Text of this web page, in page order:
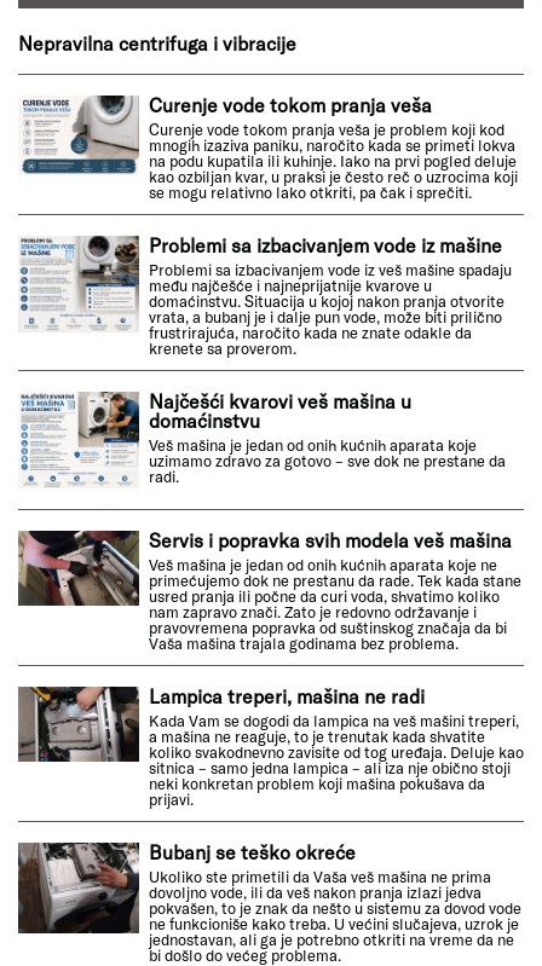
Nepravilna centrifuga i vibracije
Curenje vode tokom pranja veša
Curenje vode tokom pranja veša je problem koji kod
mnogih izaziva paniku, naročito kada se primeti lokva
na podu kupatila ili kuhinje. Iako na prvi pogled deluje
kao ozbiljan kvar, u praksi je često reč o uzrocima koji
se mogu relativno lako otkriti, pa čak i sprečiti.
Problemi sa izbacivanjem vode iz mašine
Problemi sa izbacivanjem vode iz veš mašine spadaju
među najčešće i najneprijatnije kvarove u
domaćinstvu. Situacija u kojoj nakon pranja otvorite
vrata, a bubanj je i dalje pun vode, može biti prilično
frustrirajuća, naročito kada ne znate odakle da
krenete sa proverom.
Najčešći kvarovi veš mašina u
domaćinstvu
Veš mašina je jedan od onih kućnih aparata koje
uzimamo zdravo za gotovo – sve dok ne prestane da
radi.
Servis i popravka svih modela veš mašina
Veš mašina je jedan od onih kućnih aparata koje ne
primećujemo dok ne prestanu da rade. Tek kada stane
usred pranja ili počne da curi voda, shvatimo koliko
nam zapravo znači. Zato je redovno održavanje i
pravovremena popravka od suštinskog značaja da bi
Vaša mašina trajala godinama bez problema.
Lampica treperi, mašina ne radi
Kada Vam se dogodi da lampica na veš mašini treperi,
a mašina ne reaguje, to je trenutak kada shvatite
koliko svakodnevno zavisite od tog uređaja. Deluje kao
sitnica – samo jedna lampica – ali iza nje obično stoji
neki konkretan problem koji mašina pokušava da
prijavi.
Bubanj se teško okreće
Ukoliko ste primetili da Vaša veš mašina ne prima
dovoljno vode, ili da veš nakon pranja izlazi jedva
pokvašen, to je znak da nešto u sistemu za dovod vode
ne funkcioniše kako treba. U većini slučajeva, uzrok je
jednostavan, ali ga je potrebno otkriti na vreme da ne
bi došlo do većeg problema.